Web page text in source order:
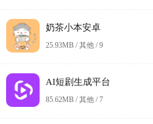
奶茶小本安卓
25.93MB / 其他 /9
AI短剧生成平台
85.62MB / 其他 /7